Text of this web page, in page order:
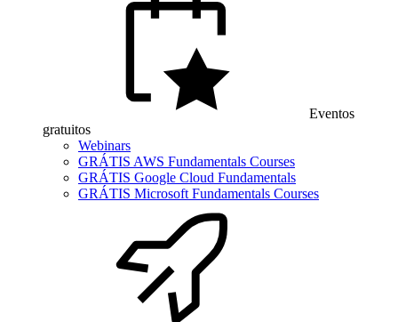
Eventos
gratuitos
Webinars
GRÁTIS AWS Fundamentals Courses
GRÁTIS Google Cloud Fundamentals
GRÁTIS Microsoft Fundamentals Courses